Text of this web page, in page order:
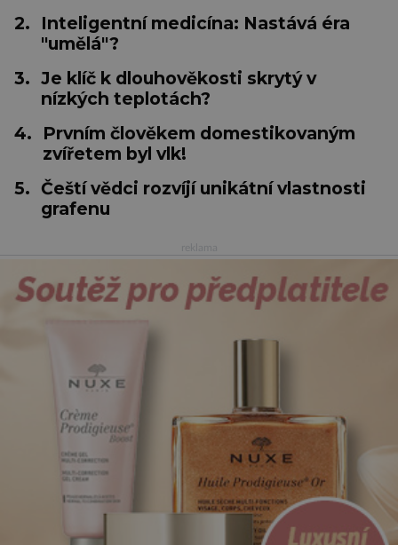
2.
Inteligentní medicína: Nastává éra
"umělá"?
3. Je klíč k dlouhověkosti skrytý v
nízkých teplotách?
4.
Prvním člověkem domestikovaným
zvířetem byl vlk!
5. Čeští vědci rozvíjí unikátní vlastnosti
grafenu